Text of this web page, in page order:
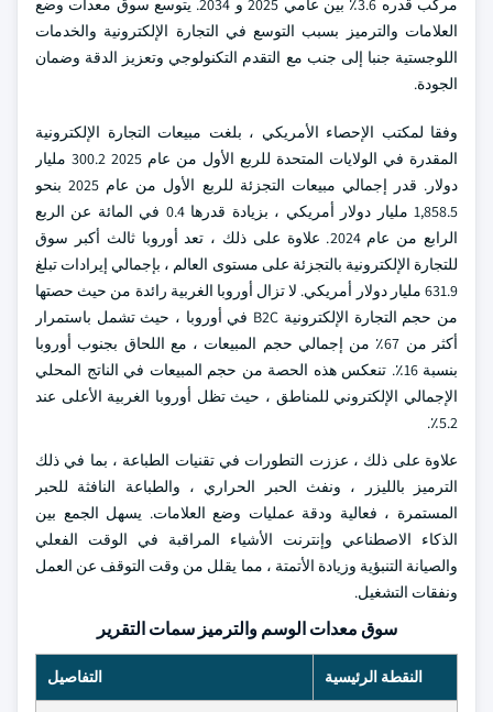
مركب قدره 3.6٪ بين عامي 2025 و 2034. يتوسع سوق معدات وضع
العلامات والترميز بسبب التوسع في التجارة الإلكترونية والخدمات
اللوجستية جنبا إلى جنب مع التقدم التكنولوجي وتعزيز الدقة وضمان
الجودة.
وفقا لمكتب الإحصاء الأمريكي ، بلغت مبيعات التجارة الإلكترونية
المقدرة في الولايات المتحدة للربع الأول من عام 2025 300.2 مليار
دولار. قدر إجمالي مبيعات التجزئة للربع الأول من عام 2025 بنحو
1,858.5 مليار دولار أمريكي ، بزيادة قدرها 0.4 في المائة عن الربع
الرابع من عام 2024. علاوة على ذلك ، تعد أوروبا ثالث أكبر سوق
للتجارة الإلكترونية بالتجزئة على مستوى العالم ، بإجمالي إيرادات تبلغ
631.9 مليار دولار أمريكي. لا تزال أوروبا الغربية رائدة من حيث حصتها
من حجم التجارة الإلكترونية B2C في أوروبا ، حيث تشمل باستمرار
أكثر من 67٪ من إجمالي حجم المبيعات ، مع اللحاق بجنوب أوروبا
بنسبة 16٪. تنعكس هذه الحصة من حجم المبيعات في الناتج المحلي
الإجمالي الإلكتروني للمناطق ، حيث تظل أوروبا الغربية الأعلى عند
5.2٪.
علاوة على ذلك ، عززت التطورات في تقنيات الطباعة ، بما في ذلك
الترميز بالليزر ، ونفث الحبر الحراري ، والطباعة النافثة للحبر
المستمرة ، فعالية ودقة عمليات وضع العلامات. يسهل الجمع بين
الذكاء الاصطناعي وإنترنت الأشياء المراقبة في الوقت الفعلي
والصيانة التنبؤية وزيادة الأتمتة ، مما يقلل من وقت التوقف عن العمل
ونفقات التشغيل.
سوق معدات الوسم والترميز سمات التقرير
النقطة الرئيسية التفاصيل